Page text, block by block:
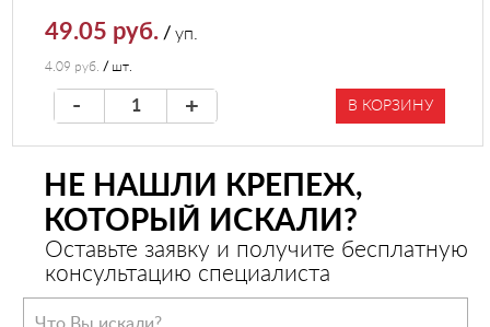
49.05 руб. /уп.
4.09 руб. / шт.
- + В КОРЗИНУ
НЕ НАШЛИ КРЕПЕЖ,
КОТОРЫЙ ИСКАЛИ?
Оставьте заявку и получите бесплатную
консультацию специалиста